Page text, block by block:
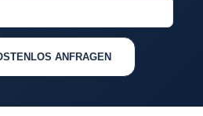
ANFRAGEN